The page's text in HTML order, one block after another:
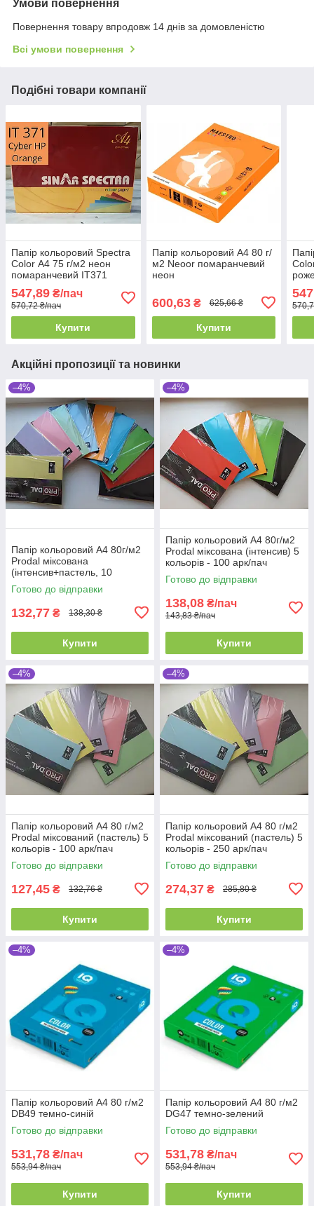
Умови повернення
Повернення товару впродовж 14 днів за домовленістю
Всі умови повернення
Подібні товари компанії
Папір кольоровий Spectra
Color А4 75 г/м2 неон
помаранчевий IT371
547,89 ₴/пач
570,72 ₴/пач
Купити
Папір кольоровий А4 80 г/
м2 Neoor помаранчевий
неон
600,63₴ 625,66 ₴
Купити
Акційні пропозиції та новинки
–4%
Папір кольоровий А4 80г/м2
Prodal міксована
(інтенсив+пастель, 10
кольорів) 100арк/пач
Готово до відправки
132,77 ₴ 138,30 ₴
Купити
–4%
Папір кольоровий А4 80г/м2
Prodal міксована (інтенсив) 5
кольорів - 100 арк/пач
Готово до відправки
138,08 ₴/пач
143,83 ₴/пач
Купити
–4%
Папір кольоровий А4 80 г/м2
Prodal міксований (пастель) 5
кольорів - 100 арк/пач
Готово до відправки
127,45 ₴ 132,76 ₴
Купити
–4%
Папір кольоровий А4 80 г/м2
Prodal міксований (пастель) 5
кольорів - 250 арк/пач
Готово до відправки
274,37 ₴ 285,80 ₴
Купити
–4%
Папір кольоровий А4 80 г/м2
DB49 темно-синій
Готово до відправки
531,78 ₴/пач
553,94 ₴/пач
Купити
–4%
Папір кольоровий А4 80 г/м2
DG47 темно-зелений
Готово до відправки
531,78 ₴/пач
553,94 ₴/пач
Купити